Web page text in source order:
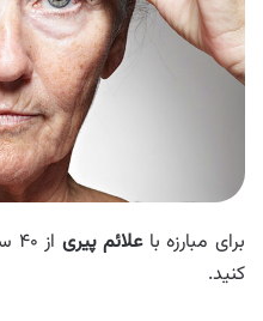
برای مبارزه باعلائم پیری
کنید.